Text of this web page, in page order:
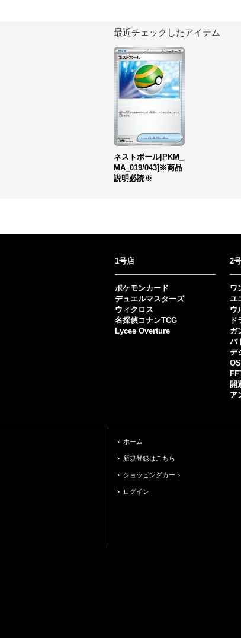
最近チェックしたアイテム
ネストボール[PKM_
MA_019/043]※商品
説明必読※
1号店
ポケモンカード
デュエルマスターズ
ウィクロス
名探偵コナンTCG
Lycee Overture
2
ワ
ユ
ウ
ガ
バ
デ
開
ア
ホーム
新規登録はこちら
ショッピングカート
ログイン